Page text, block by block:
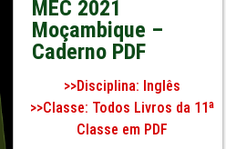
MEC 2021
Moçambique –
Caderno PDF
>>Disciplina: Inglês
>>Classe: Todos Livros da 11ª
Classe em PDF